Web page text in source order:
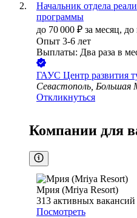
Начальник отдела
программы
до 70 000 ₽ за месяц, до
Опыт 3-6 лет
Выплаты: Два раза в
ГАУС Центр развития
Севастополь, Большая
Откликнуться
Компании для
Мрия (Mriya Resort)
313 активных вакансий
Посмотреть